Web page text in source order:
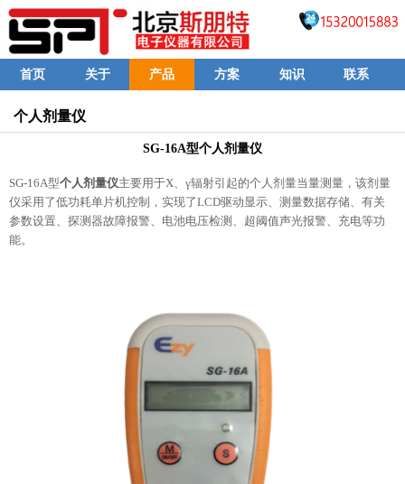
首页 关于 产品 方案 知识 联系
个人剂量仪
SG-16A型个人剂量仪
SG-16A型个人剂量仪主要用于X、γ辐射引起的个人剂量当量测量，该剂量
仪采用了低功耗单片机控制，实现了LCD驱动显示、测量数据存储、有关
参数设置、探测器故障报警、电池电压检测、超阈值声光报警、充电等功
能。